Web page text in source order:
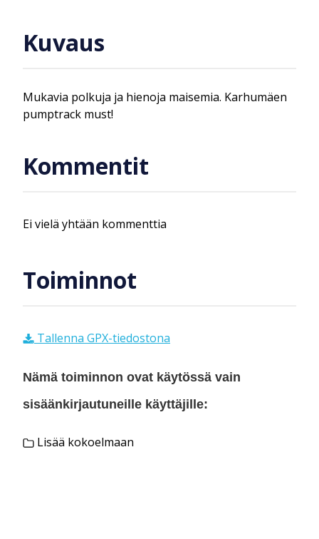
Kuvaus
Mukavia polkuja ja hienoja maisemia. Karhumäen
pumptrack must!
Kommentit
Ei vielä yhtään kommenttia
Toiminnot
Tallenna GPX-tiedostona
Nämä toiminnon ovat käytössä vain
sisäänkirjautuneille käyttäjille:
Lisää kokoelmaan